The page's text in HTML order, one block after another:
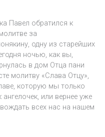
Павел обратился к
за
одну из старейших
ночью, как вы,
в дом Отца пани
молитву «Слава Отцу»,
которую мы только
или вернее уже
всех нас на нашем